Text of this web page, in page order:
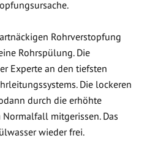
Rohrverstopfung
Rohrspülung. Die
Experte an den tiefsten
Die lockeren
durch die erhöhte
mitgerissen. Das
wieder frei.